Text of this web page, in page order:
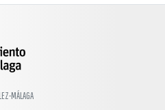
MÁLAGA